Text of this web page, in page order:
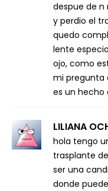
despue de
y perdio el
quedo
lente
ojo, como
mi pregunta
es un hecho
LILIANA
hola tengo
trasplante
ser una
donde